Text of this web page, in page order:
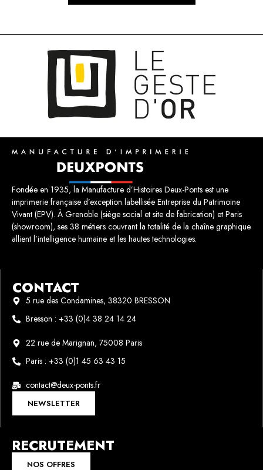
Fondée en 1935, la Manufacture d’Histoires Deux-Ponts est une
imprimerie française d’exception labellisée Entreprise du Patrimoine
Vivant (EPV). À Grenoble (siège social et site de fabrication) et Paris
(showroom), ses 38 métiers couvrant la totalité de la chaîne graphique
allient l’intelligence humaine et les hautes technologies.
CONTACT
5 rue des Condamines, 38320 BRESSON
Bresson : +33 (0)4 38 24 14 24
22 rue de Marignan, 75008 Paris
Paris : +33 (0)1 45 63 43 15
contact@deux-ponts.fr
NEWSLETTER
RECRUTEMENT
NOS OFFRES